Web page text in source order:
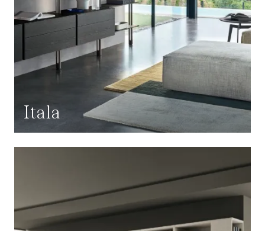
Itala